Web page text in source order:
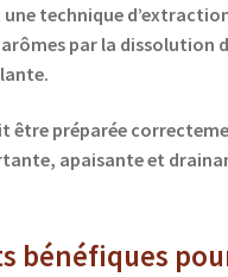
une technique
par la dissolution
être préparée
apaisante et
bénéfiques